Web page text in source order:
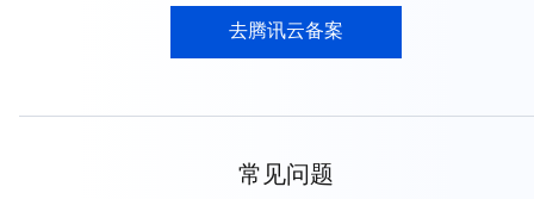
去腾讯云备案
常见问题